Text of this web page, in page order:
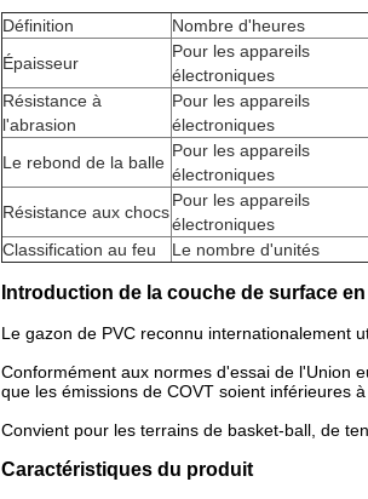
Définition Nombre d'heures
Épaisseur
Pour les appareils
électroniques
Résistance à
l'abrasion
Pour les appareils
électroniques
Le rebond de la balle
Pour les appareils
électroniques
Résistance aux chocs
Pour les appareils
électroniques
Classification au feu
Le nombre d'unités
Introduction de la couche de surface en
Le gazon de PVC reconnu internationalement
Conformément aux normes d'essai de l'Union
que les émissions de COVT soient inférieures
Convient pour les terrains de basket-ball, de
Caractéristiques du produit